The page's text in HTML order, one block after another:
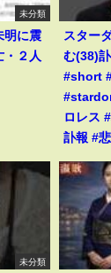
未分類
明に震
・２人
スター
む(38)
#short
ロレス
訃報 #
未分類